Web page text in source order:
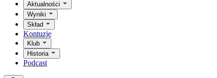
Aktualności
Wyniki
Skład
Kontuzje
Klub
Historia
Podcast